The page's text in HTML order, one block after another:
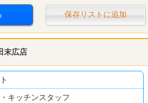
保存リストに追加
末広店
キッチンスタッフ